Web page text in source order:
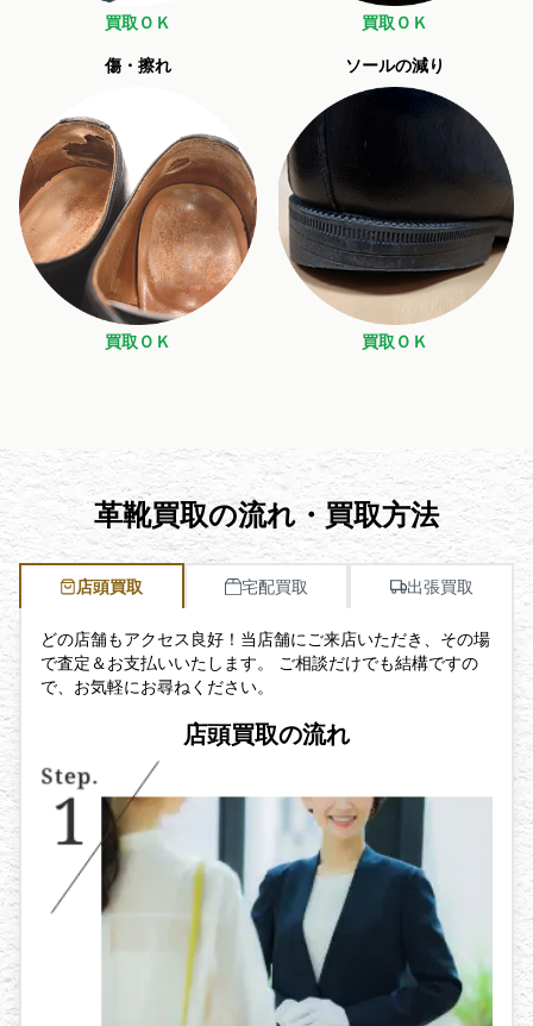
買取ＯＫ 買取ＯＫ
傷・擦れ
買取ＯＫ
ソールの減り
買取ＯＫ
革靴買取の流れ・買取方法
店頭買取 宅配買取 出張買取
どの店舗もアクセス良好！当店舗にご来店いただき、その場
で査定＆お支払いいたします。 ご相談だけでも結構ですの
で、お気軽にお尋ねください。
店頭買取の流れ